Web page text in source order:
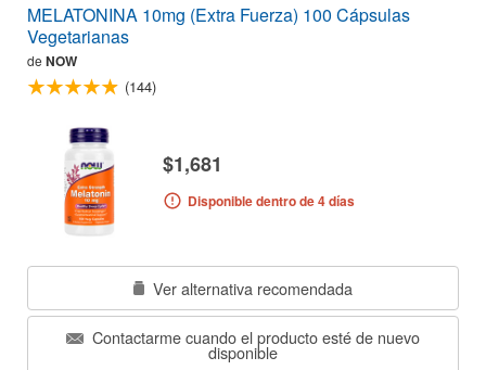
MELATONINA 10mg (Extra Fuerza) 100 Cápsulas
Vegetarianas
de NOW
(144)
$1,681
Disponible dentro de 4 días
Ver alternativa recomendada
Contactarme cuando el producto esté de nuevo
disponible